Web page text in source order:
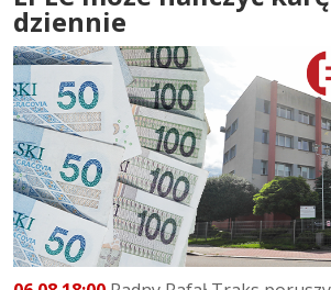
dziennie